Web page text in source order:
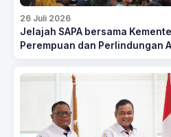
26 Juli 2026
Jelajah SAPA bersama
Perempuan dan Perlindungan